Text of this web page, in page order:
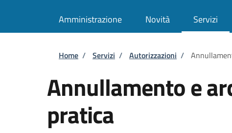
Amministrazione Novità Servizi
Briciole di pane
Home / Servizi / Autorizzazioni /
Annullamento e
pratica